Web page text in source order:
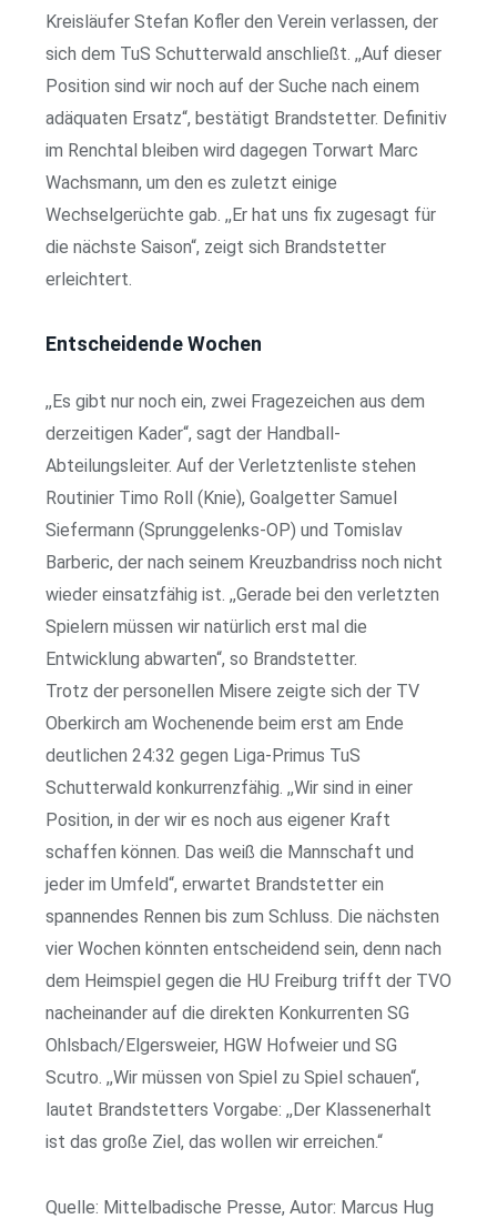
Kreisläufer Stefan Kofler den Verein verlassen, der
sich dem TuS Schutterwald anschließt. ,,Auf dieser
Position sind wir noch auf der Suche nach einem
adäquaten Ersatz“, bestätigt Brand­stetter. Definitiv
im Renchtal bleiben wird dagegen Torwart Marc
Wachsmann, um den es zuletzt einige
Wechselgerüchte gab. ,,Er hat uns fix zugesagt für
die nächste Saison“, zeigt sich Brand­stetter
erleichtert.
Entscheidende Wochen
,,Es gibt nur noch ein, zwei Fragezeichen aus dem
derzeitigen Kader“, sagt der Handball-
Abteilungsleiter. Auf der Verletztenliste stehen
Routinier Timo Roll (Knie), Goalgetter Samuel
Siefermann (Sprunggelenks-OP) und Tomislav
Barberic, der nach seinem Kreuzbandriss noch nicht
wieder einsatzfähig ist. ,,Gerade bei den verletzten
Spielern müssen wir natürlich erst mal die
Entwicklung abwarten“, so Brandstetter.
Trotz der personellen Misere zeigte sich der TV
Oberkirch am Wochenende beim erst am Ende
deutlichen 24:32 gegen Liga-Primus TuS
Schutterwald konkurrenzfähig. ,,Wir sind in einer
Position, in der wir es noch aus eigener Kraft
schaffen können. Das weiß die Mannschaft und
jeder im Umfeld“, erwartet Brandstetter ein
spannendes Rennen bis zum Schluss. Die nächsten
vier Wochen könnten entscheidend sein, denn nach
dem Heimspiel gegen die HU Freiburg trifft der TVO
nacheinander auf die direkten Konkurrenten SG
Ohlsbach/Elgersweier, HGW Hofweier und SG
Scutro. ,,Wir müssen von Spiel zu Spiel schauen“,
lautet Brand­stetters Vorgabe: ,,Der Klassenerhalt
ist das große Ziel, das wollen wir erreichen.“
Quelle: Mittelbadische Presse, Autor: Marcus Hug